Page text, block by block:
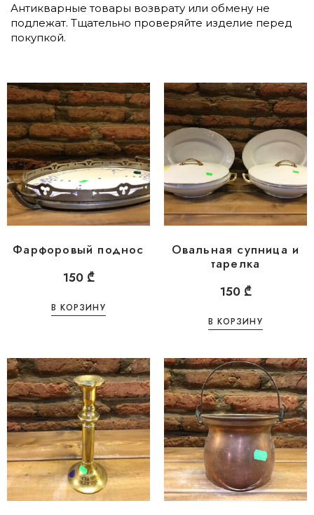
Антикварные товары возврату или обмену не
подлежат. Тщательно проверяйте изделие перед
покупкой.
Фарфоровый поднос
150 ₾
В КОРЗИНУ
Овальная супница и
тарелка
150 ₾
В КОРЗИНУ